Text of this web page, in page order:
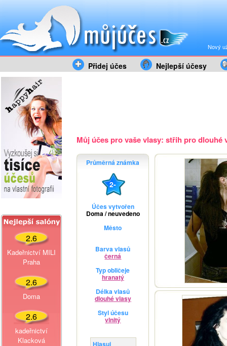
Nový
Přidej účes Nejlepší účesy
2.6
Kadeřnictví MILI
Praha
2.6
Doma
2.6
kadeřnictví
Klacková
Můj účes pro vaše vlasy: střih pro
Průměrná známka
2-
Účes vytvořen
Doma / neuvedeno
Město
Barva vlasů
černá
Typ obličeje
hranatý
Délka vlasů
dlouhé vlasy
Styl účesu
vlnitý
Hlasuj